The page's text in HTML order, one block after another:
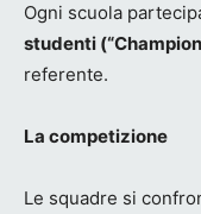
Ogni scuola
studenti
referente.
La competizione
Le squadre si